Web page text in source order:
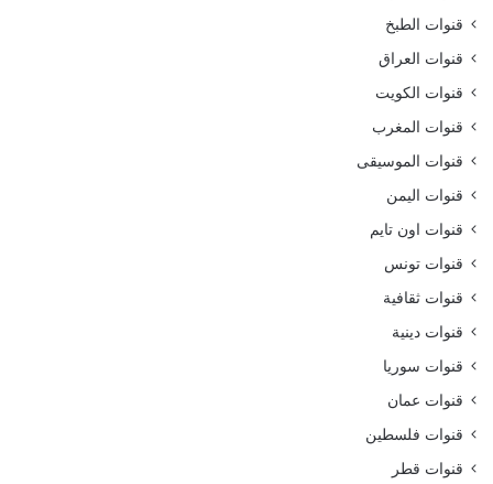
قنوات الطبخ
قنوات العراق
قنوات الكويت
قنوات المغرب
قنوات الموسيقى
قنوات اليمن
قنوات اون تايم
قنوات تونس
قنوات ثقافية
قنوات دينية
قنوات سوريا
قنوات عمان
قنوات فلسطين
قنوات قطر